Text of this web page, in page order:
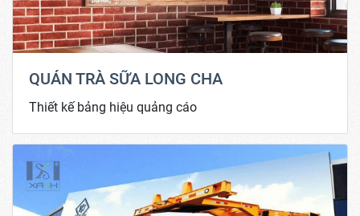
QUÁN TRÀ SỮA LONG CHA
Thiết kế bảng hiệu quảng cáo